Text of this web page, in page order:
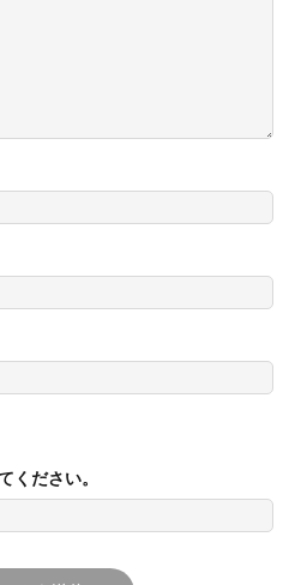
ください。